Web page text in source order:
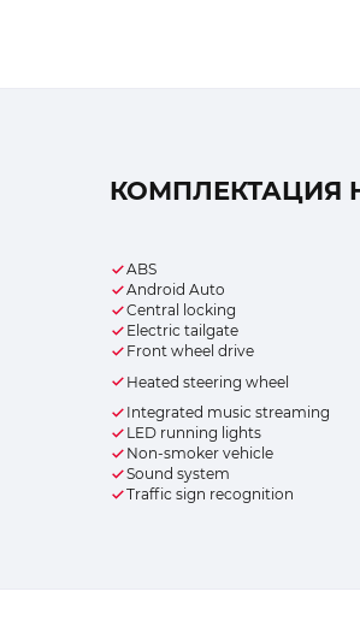
КОМПЛЕКТАЦИЯ
ABS
Android Auto
Central locking
Electric tailgate
Front wheel drive
Heated steering wheel
Integrated music streaming
LED running lights
Non-smoker vehicle
Sound system
Traffic sign recognition